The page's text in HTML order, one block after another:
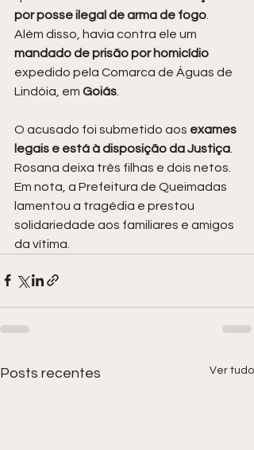
por posse ilegal de arma de fogo
Além disso, havia contra ele um
mandado de prisão por homicídio
expedido pela Comarca de Águas de
Lindóia, em Goiás
O acusado foi submetido aos exames
legais e está à disposição da Justiça
Rosana deixa três filhas e dois netos.
Em nota, a Prefeitura de Queimadas
lamentou a tragédia e prestou
solidariedade aos familiares e amigos
da vítima.
Posts recentes Ver tudo